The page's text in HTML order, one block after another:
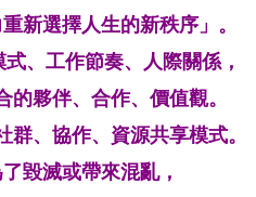
新選擇人生的新秩序」。
、工作節奏、人際關係，
夥伴、合作、價值觀。
、協作、資源共享模式。
毀滅或帶來混亂，